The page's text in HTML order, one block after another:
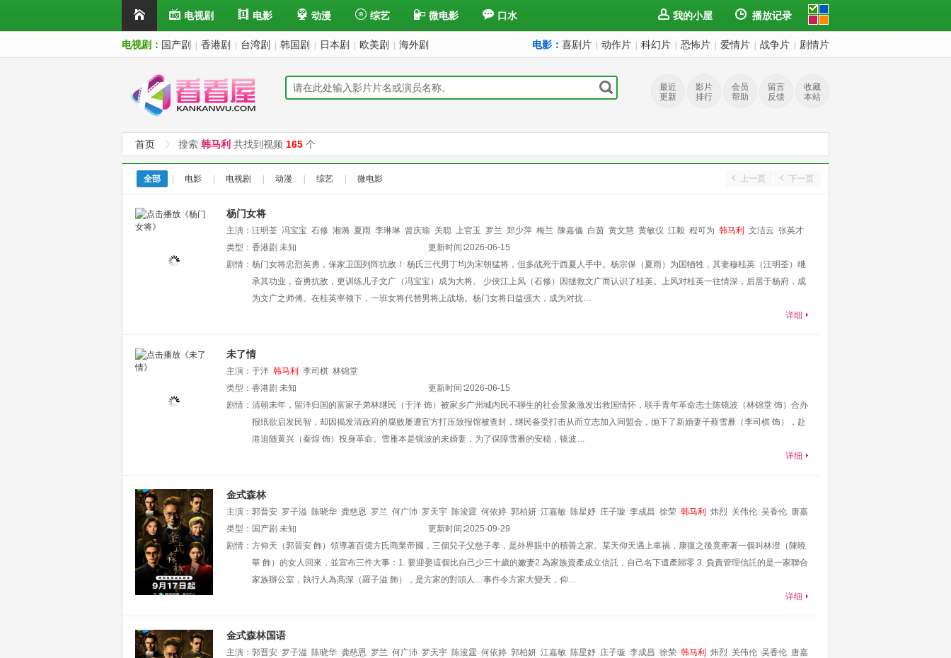
电视剧 电影 动漫 综艺 微电影 口水 我的小屋 播放记录
电视剧： 国产剧 香港剧 台湾剧 韩国剧 日本剧 欧美剧 海外剧 电影： 喜剧片 动作片 科幻片 恐怖片 爱情片 战争片 剧情片
最近
更新
影片
排行
会员
帮助
留言
反馈
收藏
本站
首页 搜索 韩马利 共找到视频 165 个
全部 电影 电视剧 动漫 综艺 微电影 上一页 下一页
杨门女将
主演： 汪明荃 冯宝宝 石修 湘漪 夏雨 李琳琳 曾庆瑜 关聪 上官玉 罗兰 郑少萍 梅兰 陳嘉儀 白茵 黄文慧 黄敏仪 江毅 程可为 韩马利 文洁云 张英才
刘兆铭
蓝天 张国强 黄韵材 程思俊 杨盼盼
类型： 香港剧 未知 更新时间∶2026-06-15
剧情： 杨门女将忠烈英勇，保家卫国列阵抗敌！ 杨氏三代男丁均为宋朝猛将，但多战死于西夏人手中。杨宗保（夏雨）为国牺牲，其妻穆桂英（汪明荃）继
承其功业，奋勇抗敌，更训练儿子文广（冯宝宝）成为大将。 少侠江上风（石修）因拯救文广而认识了桂英。上风对桂英一往情深，后居于杨府，成
为文广之师傅。在桂英率领下，一班女将代替男将上战场。杨门女将日益强大，成为对抗…
详细
未了情
主演： 于洋 韩马利 李司棋 林锦堂
类型： 香港剧 未知 更新时间∶2026-06-15
剧情： 清朝末年，留洋归国的富家子弟林继民（于洋 饰）被家乡广州城内民不聊生的社会景象激发出救国情怀，联手青年革命志士陈镜波（林锦堂 饰）合办
报纸欲启发民智，却因揭发清政府的腐败屡遭官方打压致报馆被查封，继民备受打击从而立志加入同盟会，抛下了新婚妻子蔡雪雁（李司棋 饰），赴
港追随黄兴（秦煌 饰）投身革命。雪雁本是镜波的未婚妻，为了保障雪雁的安稳，镜波…
详细
金式森林
主演： 郭晋安 罗子溢 陈晓华 龚慈恩 罗兰 何广沛 罗天宇 陈浚霆 何依婷 郭柏妍 江嘉敏 陈星妤 庄子璇 李成昌 徐荣 韩马利 炜烈 关伟伦 吴香伦 唐嘉
麟 程可为 陈庭欣 吴绮珊 梁荺苓 林夕童 刘嘉琪
类型： 国产剧 未知 更新时间∶2025-09-29
剧情： 方仰天（郭晉安 飾）領導著百億方氏商業帝國，三個兒子父慈子孝，是外界眼中的積善之家。某天仰天遇上車禍，康復之後竟牽著一個叫林澄（陳曉
華 飾）的女人回來，並宣布三件大事：1. 要迎娶這個比自己少三十歲的嫩妻2.為家族資產成立信託，自己名下遺產歸零 3. 負責管理信託的是一家聯合
家族辦公室，執行人為高深（羅子溢 飾），是方家的對頭人…事件令方家大變天，仰…
详细
金式森林国语
主演： 郭晋安 罗子溢 陈晓华 龚慈恩 罗兰 何广沛 罗天宇 陈浚霆 何依婷 郭柏妍 江嘉敏 陈星妤 庄子璇 李成昌 徐荣 韩马利 炜烈 关伟伦 吴香伦 唐嘉